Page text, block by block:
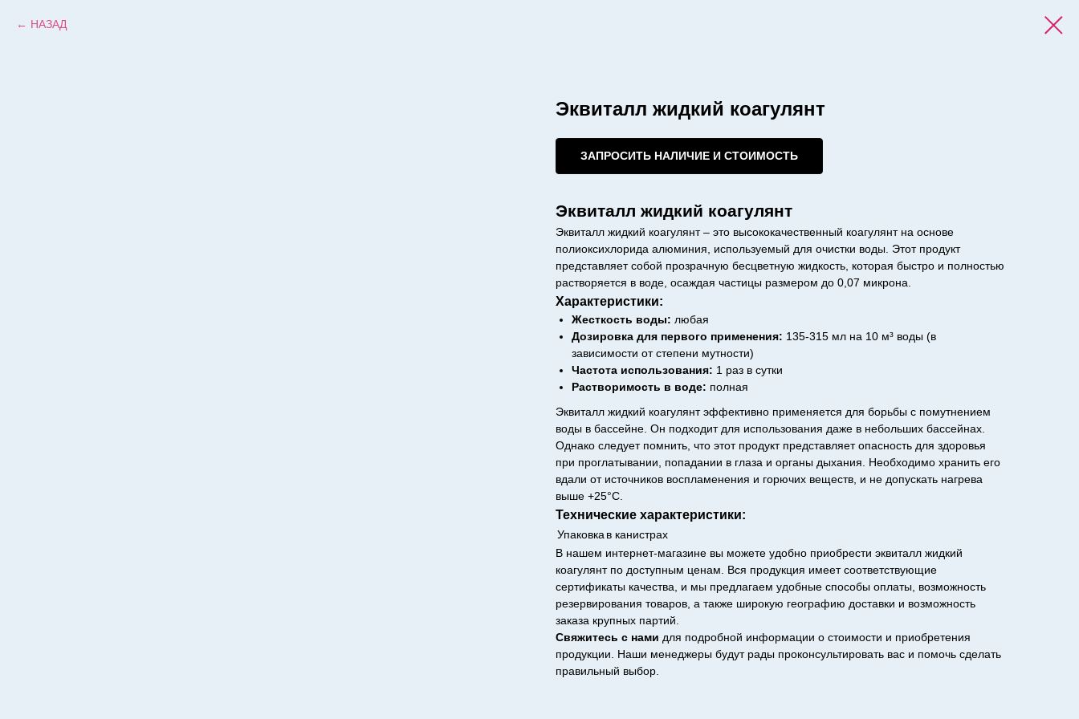
НАЗАД
Эквиталл жидкий коагулянт
ЗАПРОСИТЬ НАЛИЧИЕ И СТОИМОСТЬ
Эквиталл жидкий коагулянт
Эквиталл жидкий коагулянт – это высококачественный коагулянт на основе
полиоксихлорида алюминия, используемый для очистки воды. Этот продукт
представляет собой прозрачную бесцветную жидкость, которая быстро и полностью
растворяется в воде, осаждая частицы размером до 0,07 микрона.
Характеристики:
Жесткость воды: любая
Дозировка для первого применения: 135-315 мл на 10 м³ воды (в
зависимости от степени мутности)
Частота использования: 1 раз в сутки
Растворимость в воде: полная
Эквиталл жидкий коагулянт эффективно применяется для борьбы с помутнением
воды в бассейне. Он подходит для использования даже в небольших бассейнах.
Однако следует помнить, что этот продукт представляет опасность для здоровья
при проглатывании, попадании в глаза и органы дыхания. Необходимо хранить его
вдали от источников воспламенения и горючих веществ, и не допускать нагрева
выше +25°C.
Технические характеристики:
Упаковка в канистрах
В нашем интернет-магазине вы можете удобно приобрести эквиталл жидкий
коагулянт по доступным ценам. Вся продукция имеет соответствующие
сертификаты качества, и мы предлагаем удобные способы оплаты, возможность
резервирования товаров, а также широкую географию доставки и возможность
заказа крупных партий.
Свяжитесь с нами для подробной информации о стоимости и приобретения
продукции. Наши менеджеры будут рады проконсультировать вас и помочь сделать
правильный выбор.